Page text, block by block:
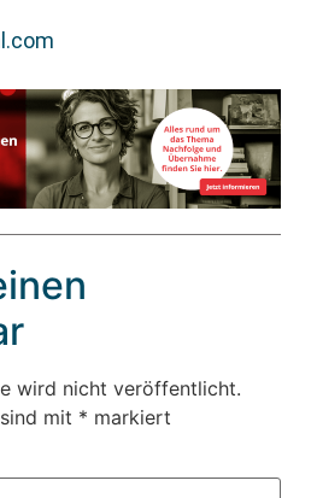
wird nicht veröffentlicht.
mit * markiert